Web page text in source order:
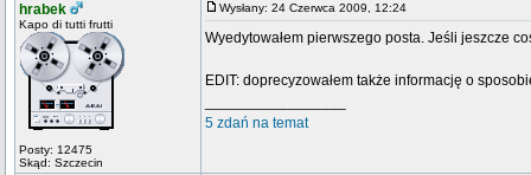
hrabek
Kapo di tutti frutti
Posty: 12475
Skąd: Szczecin
Wysłany: 24 Czerwca 2009, 12:24
Wyedytowałem pierwszego posta. Jeśli jeszcze
EDIT: doprecyzowałem także informację o
5 zdań na temat